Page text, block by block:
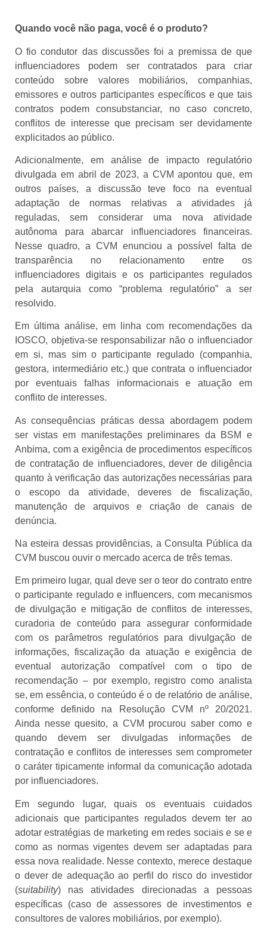
Quando você não paga, você é o produto?
O fio condutor das discussões foi a premissa de que
influenciadores podem ser contratados para criar
conteúdo sobre valores mobiliários, companhias,
emissores e outros participantes específicos e que tais
contratos podem consubstanciar, no caso concreto,
conflitos de interesse que precisam ser devidamente
explicitados ao público.
Adicionalmente, em análise de impacto regulatório
divulgada em abril de 2023, a CVM apontou que, em
outros países, a discussão teve foco na eventual
adaptação de normas relativas a atividades já
reguladas, sem considerar uma nova atividade
autônoma para abarcar influenciadores financeiras.
Nesse quadro, a CVM enunciou a possível falta de
transparência no relacionamento entre os
influenciadores digitais e os participantes regulados
pela autarquia como “problema regulatório” a ser
resolvido.
Em última análise, em linha com recomendações da
IOSCO, objetiva-se responsabilizar não o influenciador
em si, mas sim o participante regulado (companhia,
gestora, intermediário etc.) que contrata o influenciador
por eventuais falhas informacionais e atuação em
conflito de interesses.
As consequências práticas dessa abordagem podem
ser vistas em manifestações preliminares da BSM e
Anbima, com a exigência de procedimentos específicos
de contratação de influenciadores, dever de diligência
quanto à verificação das autorizações necessárias para
o escopo da atividade, deveres de fiscalização,
manutenção de arquivos e criação de canais de
denúncia.
Na esteira dessas providências, a Consulta Pública da
CVM buscou ouvir o mercado acerca de três temas.
Em primeiro lugar, qual deve ser o teor do contrato entre
o participante regulado e influencers, com mecanismos
de divulgação e mitigação de conflitos de interesses,
curadoria de conteúdo para assegurar conformidade
com os parâmetros regulatórios para divulgação de
informações, fiscalização da atuação e exigência de
eventual autorização compatível com o tipo de
recomendação – por exemplo, registro como analista
se, em essência, o conteúdo é o de relatório de análise,
conforme definido na Resolução CVM nº 20/2021.
Ainda nesse quesito, a CVM procurou saber como e
quando devem ser divulgadas informações de
contratação e conflitos de interesses sem comprometer
o caráter tipicamente informal da comunicação adotada
por influenciadores.
Em segundo lugar, quais os eventuais cuidados
adicionais que participantes regulados devem ter ao
adotar estratégias de marketing em redes sociais e se e
como as normas vigentes devem ser adaptadas para
essa nova realidade. Nesse contexto, merece destaque
o dever de adequação ao perfil do risco do investidor
(suitability) nas atividades direcionadas a pessoas
específicas (caso de assessores de investimentos e
consultores de valores mobiliários, por exemplo).